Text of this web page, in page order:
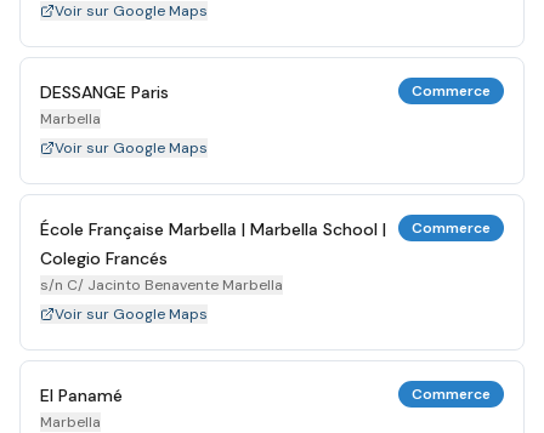
Voir sur Google Maps
DESSANGE Paris
Marbella
Commerce
Voir sur Google Maps
École Française Marbella | Marbella School |
Colegio Francés
s/n C/ Jacinto Benavente Marbella
Commerce
Voir sur Google Maps
El Panamé
Marbella
Commerce